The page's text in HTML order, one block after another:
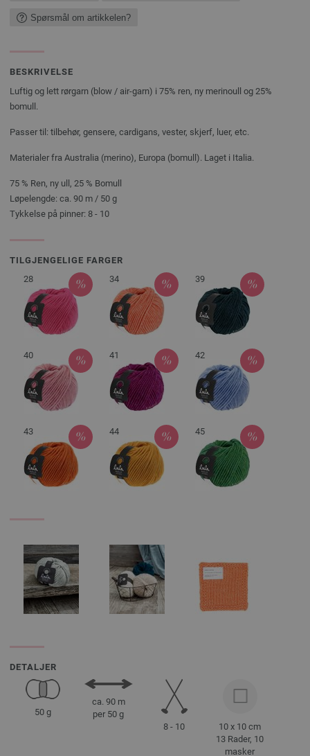
Spørsmål om artikkelen?
BESKRIVELSE
Luftig og lett rørgarn (blow / air-garn) i 75% ren, ny merinoull og 25%
bomull.
Passer til: tilbehør, gensere, cardigans, vester, skjerf, luer, etc.
Materialer fra Australia (merino), Europa (bomull). Laget i Italia.
75 % Ren, ny ull, 25 % Bomull
Løpelengde: ca. 90 m / 50 g
Tykkelse på pinner: 8 - 10
TILGJENGELIGE FARGER
28
34 39
40 41 42
43 44 45
DETALJER
50 g
ca. 90 m
per 50 g
8 - 10
10 x 10 cm
13 Rader, 10
masker